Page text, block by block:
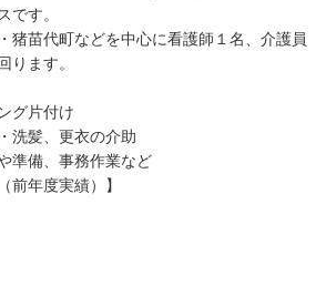
です。
猪苗代町などを中心に看護師１名、介護員
ります。
グ片付け
洗髪、更衣の介助
準備、事務作業など
前年度実績）】